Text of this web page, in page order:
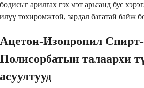
бодисыг арилгах гэх мэт арьсанд бус
илүү тохиромжтой, зардал багатай байж
Ацетон-Изопропил Спирт-
Полисорбатын талаархи
асуултууд